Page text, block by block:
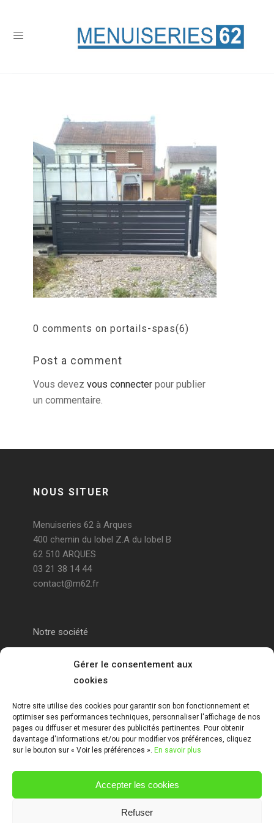
Gérer le consentement aux
cookies
Notre site utilise des cookies pour garantir son bon fonctionnement et
optimiser ses performances techniques, personnaliser l'affichage de nos
pages ou diffuser et mesurer des publicités pertinentes. Pour obtenir
davantage d'informations et/ou pour modifier vos préférences, cliquez
sur le bouton sur « Voir les préférences ». En savoir plus
Accepter les cookies
Refuser
0 comments on portails-spas(6)
Post a comment
Vous devez vous connecter pour publier
un commentaire.
NOUS SITUER
Menuiseries 62 à Arques
400 chemin du lobel Z.A du lobel B
62 510 ARQUES
03 21 38 14 44
contact@m62.fr
Notre société
Portail alu Saint-Omer
Clôture 62
Garde-corps pas de calais
Mentions Légales